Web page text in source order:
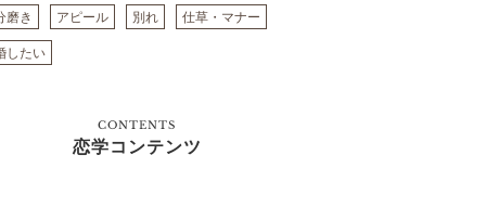
磨き アピール 別れ 仕草・マナー
したい
CONTENTS
恋学コンテンツ